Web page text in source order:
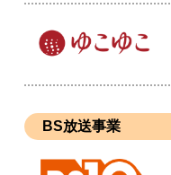
BS放送事業